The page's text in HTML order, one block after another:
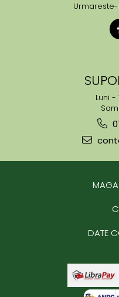
Luni -
DATE